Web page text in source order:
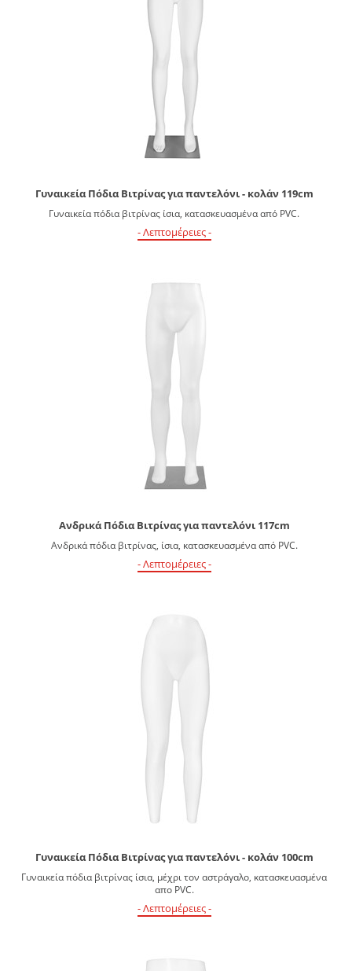
Γυναικεία Πόδια Βιτρίνας για παντελόνι - κολάν 119cm
Γυναικεία πόδια βιτρίνας ίσια, κατασκευασμένα από PVC.
- Λεπτομέρειες -
Ανδρικά Πόδια Βιτρίνας για παντελόνι 117cm
Ανδρικά πόδια βιτρίνας, ίσια, κατασκευασμένα από PVC.
- Λεπτομέρειες -
Γυναικεία Πόδια Βιτρίνας για παντελόνι - κολάν 100cm
Γυναικεία πόδια βιτρίνας ίσια, μέχρι τον αστράγαλο, κατασκευασμένα
απο PVC.
- Λεπτομέρειες -